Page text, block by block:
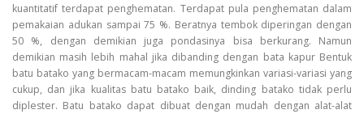
kuantitatif terdapat penghematan. Terdapat pula penghematan dalam
pemakaian adukan sampai 75 %. Beratnya tembok diperingan dengan
50 %, dengan demikian juga pondasinya bisa berkurang. Namun
demikian masih lebih mahal jika dibanding dengan bata kapur Bentuk
batu batako yang bermacam-macam memungkinkan variasi-variasi yang
cukup, dan jika kualitas batu batako baik, dinding batako tidak perlu
diplester. Batu batako dapat dibuat dengan mudah dengan alat-alat